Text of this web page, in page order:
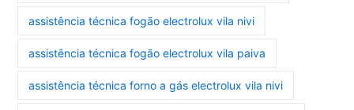
assistência técnica fogão electrolux vila nivi
assistência técnica fogão electrolux vila paiva
assistência técnica forno a gás electrolux vila nivi